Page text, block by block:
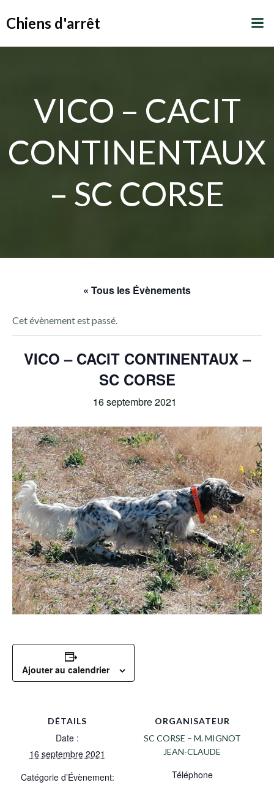
Chiens d'arrêt
VICO – CACIT
CONTINENTAUX
– SC CORSE
« Tous les Évènements
Cet évènement est passé.
VICO – CACIT CONTINENTAUX –
SC CORSE
16 septembre 2021
Ajouter au calendrier
DÉTAILS
Date :
16 septembre 2021
Catégorie d’Évènement:
ORGANISATEUR
SC CORSE – M. MIGNOT
JEAN-CLAUDE
Téléphone